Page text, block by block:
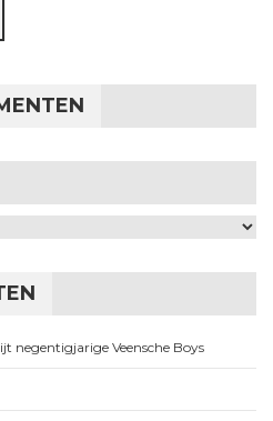
negentigjarige Veensche Boys